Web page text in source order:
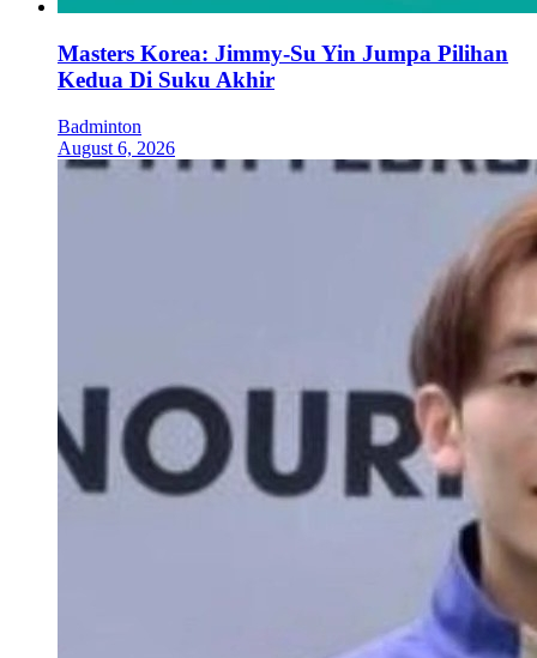
Masters Korea: Jimmy-Su Yin Jumpa Pilihan
Kedua Di Suku Akhir
Badminton
August 6, 2026